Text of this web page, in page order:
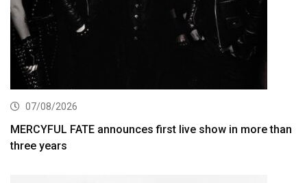
07/08/2026
MERCYFUL FATE announces first live show in more than
three years